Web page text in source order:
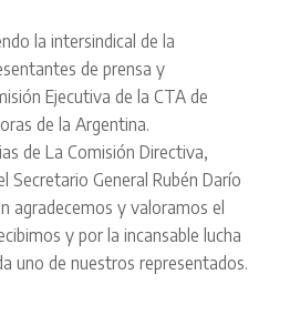
la intersindical de la
de prensa y
Ejecutiva de la CTA de
de la Argentina.
de La Comisión Directiva,
Secretario General Rubén Darío
agradecemos y valoramos el
y por la incansable lucha
uno de nuestros representados.